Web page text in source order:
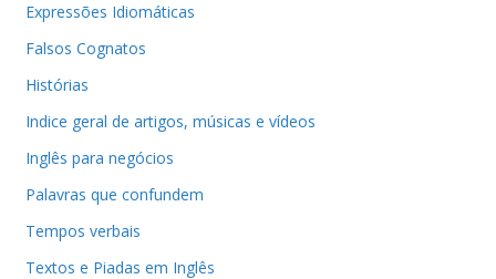
Expressões Idiomáticas
Falsos Cognatos
Histórias
Indice geral de artigos, músicas e vídeos
Inglês para negócios
Palavras que confundem
Tempos verbais
Textos e Piadas em Inglês